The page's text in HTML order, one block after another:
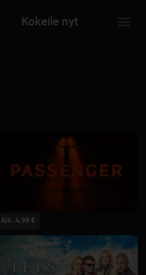
Kokeile nyt
Alk. 4,99 €